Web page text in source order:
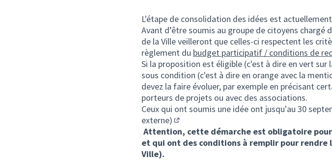
L'étape de consolidation des idées est
Avant d’être soumis au groupe de citoyens chargé
de la Ville veilleront que celles-ci respectent les
règlement du budget participatif / conditions de
Si la proposition est éligible (c'est à dire en vert
sous condition (c'est à dire en orange avec la
devez la faire évoluer, par exemple en précisant
porteurs de projets ou avec des associations.
Ceux qui ont soumis une idée ont jusqu'au 30
externe)
(Lien externe)
Attention, cette démarche est obligatoire
et qui ont des conditions à remplir pour
Ville).